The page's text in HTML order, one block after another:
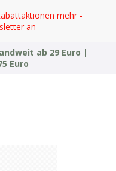
mehr -
an
ab 29 Euro |
Euro